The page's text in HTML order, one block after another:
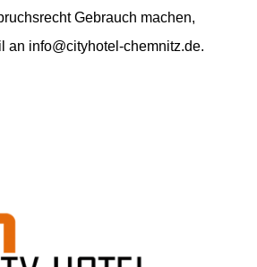
Gebrauch machen,
an info@cityhotel-chemnitz.de.